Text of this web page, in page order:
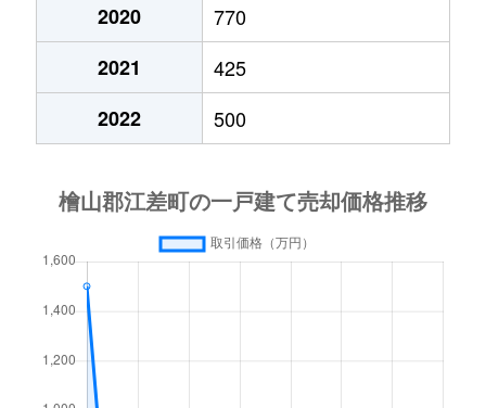
2020
770
2021
425
2022
500